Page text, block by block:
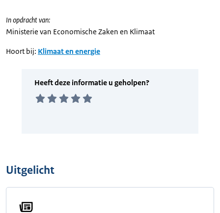
In opdracht van:
Ministerie van Economische Zaken en Klimaat
Hoort bij: Klimaat en energie
Uitgelicht